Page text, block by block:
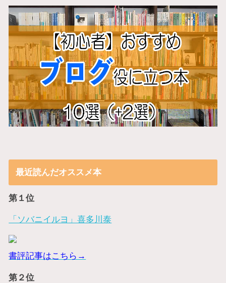
最近読んだオススメ本
第１位
「ソバニイルヨ」喜多川泰
書評記事はこちら→
第２位